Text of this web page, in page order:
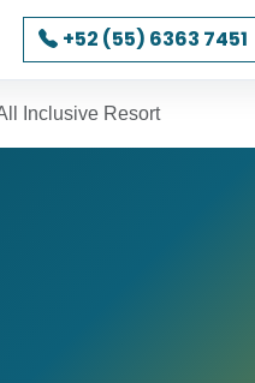
+52 (55) 6363 7451
Inclusive Resort